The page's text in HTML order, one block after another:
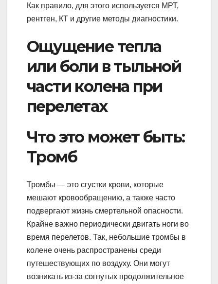
Как правило, для этого используется МРТ,
рентген, КТ и другие методы диагностики.
Ощущение тепла
или боли в тыльной
части колена при
перелетах
Что это может быть:
Тромб
Тромбы — это сгустки крови, которые
мешают кровообращению, а также часто
подвергают жизнь смертельной опасности.
Крайне важно периодически двигать ноги во
время перелетов. Так, небольшие тромбы в
колене очень распространены среди
путешествующих по воздуху. Они могут
возникать из-за согнутых продолжительное